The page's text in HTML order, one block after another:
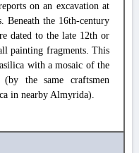
on an excavation at
Beneath the 16th-century
dated to the late 12th or
painting fragments. This
with a mosaic of the
the same craftsmen
in nearby Almyrida).